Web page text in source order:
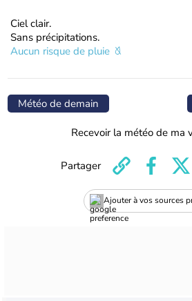
Ciel clair.
Sans précipitations.
Aucun risque de pluie
Météo de demain
Recevoir la météo de ma
Ajouter à vos sources
Partager